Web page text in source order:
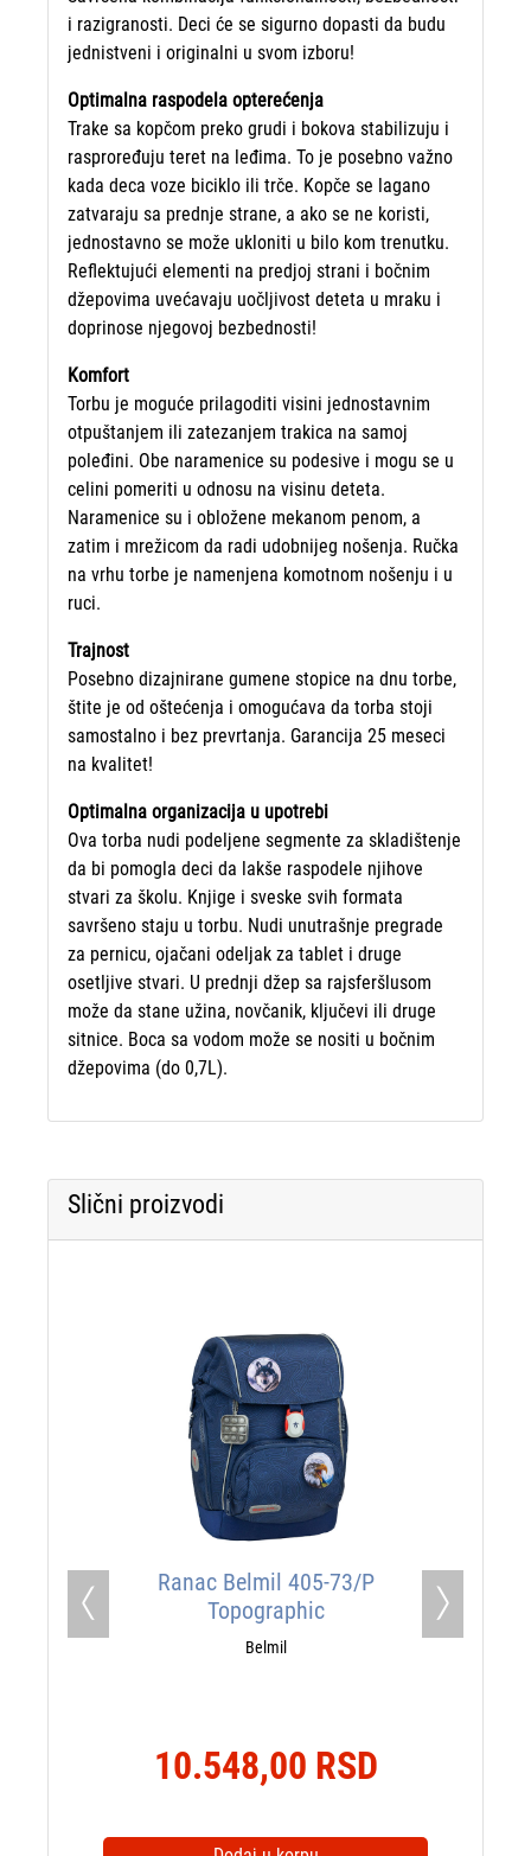
i razigranosti. Deci će se sigurno dopasti da budu
jednistveni i originalni u svom izboru!
Optimalna raspodela opterećenja
Trake sa kopčom preko grudi i bokova stabilizuju i
rasproređuju teret na leđima. To je posebno važno
kada deca voze biciklo ili trče. Kopče se lagano
zatvaraju sa prednje strane, a ako se ne koristi,
jednostavno se može ukloniti u bilo kom trenutku.
Reflektujući elementi na predjoj strani i bočnim
džepovima uvećavaju uočljivost deteta u mraku i
doprinose njegovoj bezbednosti!
Komfort
Torbu je moguće prilagoditi visini jednostavnim
otpuštanjem ili zatezanjem trakica na samoj
poleđini. Obe naramenice su podesive i mogu se u
celini pomeriti u odnosu na visinu deteta.
Naramenice su i obložene mekanom penom, a
zatim i mrežicom da radi udobnijeg nošenja. Ručka
na vrhu torbe je namenjena komotnom nošenju i u
ruci.
Trajnost
Posebno dizajnirane gumene stopice na dnu torbe,
štite je od oštećenja i omogućava da torba stoji
samostalno i bez prevrtanja. Garancija 25 meseci
na kvalitet!
Optimalna organizacija u upotrebi
Ova torba nudi podeljene segmente za skladištenje
da bi pomogla deci da lakše raspodele njihove
stvari za školu. Knjige i sveske svih formata
savršeno staju u torbu. Nudi unutrašnje pregrade
za pernicu, ojačani odeljak za tablet i druge
osetljive stvari. U prednji džep sa rajsferšlusom
može da stane užina, novčanik, ključevi ili druge
sitnice. Boca sa vodom može se nositi u bočnim
džepovima (do 0,7L).
Slični proizvodi
Ranac Belmil 405-73/P
Topographic
10.548,00 RSD
Ranac Belmil
Previous Next